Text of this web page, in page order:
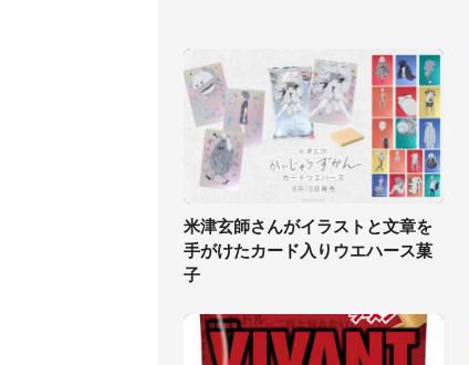
米津玄師さんがイラストと文章を
手がけたカード入りウエハース菓
子